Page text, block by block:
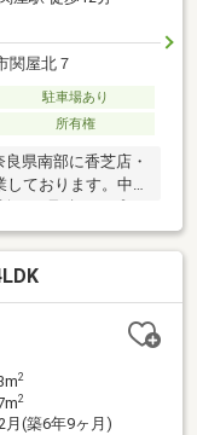
関屋北７
駐車場あり
所有権
県南部に香芝店・
ております。中古
せた住まいづくり
トワークと情報力
心して進めていた
りに関することな
2
2
月(築6年9ヶ月)